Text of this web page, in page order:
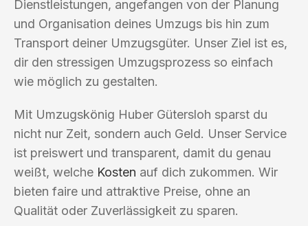
Dienstleistungen, angefangen von der Planung
und Organisation deines Umzugs bis hin zum
Transport deiner Umzugsgüter. Unser Ziel ist es,
dir den stressigen Umzugsprozess so einfach
wie möglich zu gestalten.
Mit Umzugskönig Huber Gütersloh sparst du
nicht nur Zeit, sondern auch Geld. Unser Service
ist preiswert und transparent, damit du genau
weißt, welche Kosten auf dich zukommen. Wir
bieten faire und attraktive Preise, ohne an
Qualität oder Zuverlässigkeit zu sparen.